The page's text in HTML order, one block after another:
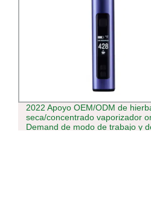
2022 Apoyo OEM/ODM de
seca/concentrado vaporizador
Demand de modo de trabajo y